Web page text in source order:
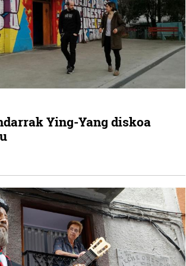
Ying-Yang diskoa